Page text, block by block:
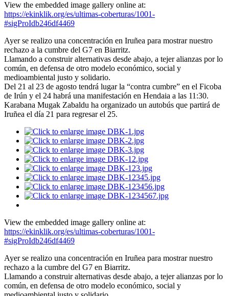
View the embedded image gallery online at:
https://ekinklik.org/es/ultimas-coberturas/1001-
#sigProIdb246df4469
Ayer se realizo una concentración en Iruñea para mostrar nuestro
rechazo a la cumbre del G7 en Biarritz.
Llamando a construir alternativas desde abajo, a tejer alianzas por lo
común, en defensa de otro modelo económico, social y
medioambiental justo y solidario.
Del 21 al 23 de agosto tendrá lugar la “contra cumbre” en el Ficoba
de Irún y el 24 habrá una manifestación en Hendaia a las 11:30.
Karabana Mugak Zabaldu ha organizado un autobús que partirá de
Iruñea el día 21 para regresar el 25.
View the embedded image gallery online at:
https://ekinklik.org/es/ultimas-coberturas/1001-
#sigProIdb246df4469
Ayer se realizo una concentración en Iruñea para mostrar nuestro
rechazo a la cumbre del G7 en Biarritz.
Llamando a construir alternativas desde abajo, a tejer alianzas por lo
común, en defensa de otro modelo económico, social y